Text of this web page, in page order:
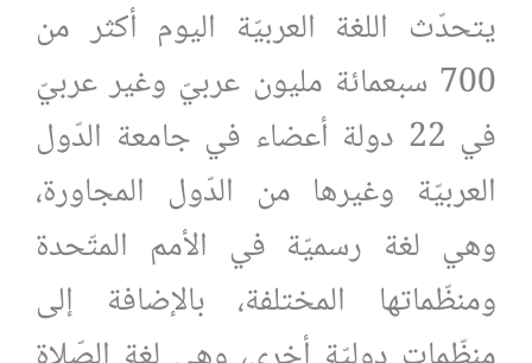
يتحدّث اللغة العربيّة اليوم أكثر من
700 سبعمائة مليون عربيّ وغير عربيّ
في 22 دولة أعضاء في جامعة الدّول
العربيّة وغيرها من الدّول المجاورة،
وهي لغة رسميّة في الأمم المتّحدة
ومنظّماتها المختلفة، بالإضافة إلى